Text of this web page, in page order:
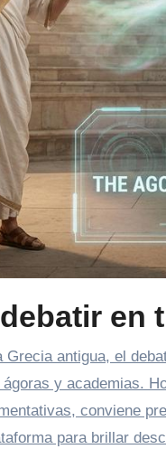
en
y academias.
conviene
para brillar